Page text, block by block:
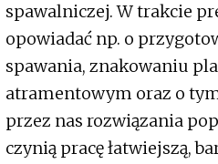
spawalniczej. W trakcie
opowiadać np. o
spawania, znakowaniu
atramentowym oraz o
przez nas rozwiązania
czynią pracę łatwiejszą,